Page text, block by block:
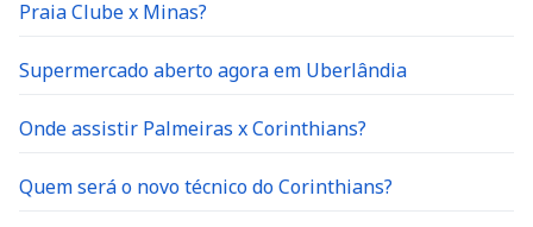
Praia Clube x Minas?
Supermercado aberto agora em Uberlândia
Onde assistir Palmeiras x Corinthians?
Quem será o novo técnico do Corinthians?